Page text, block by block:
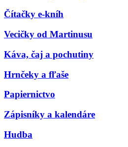
Čítačky e-kníh
Vecičky od Martinusu
Káva, čaj a pochutiny
Hrnčeky a fľaše
Papiernictvo
Zápisníky a kalendáre
Hudba